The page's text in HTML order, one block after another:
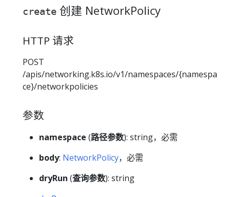
create 创建 NetworkPolicy
HTTP 请求
POST
/apis/networking.k8s.io/v1/namespaces/{namespa
ce}/networkpolicies
参数
namespace (路径参数): string，必需
body: NetworkPolicy，必需
dryRun (查询参数): string